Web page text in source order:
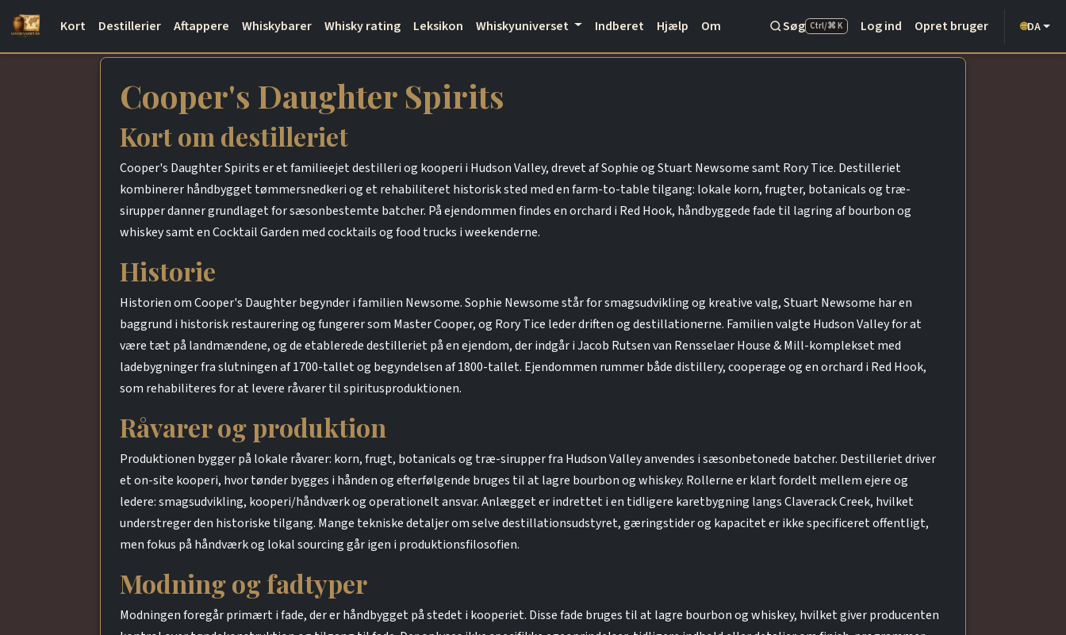
Kort Destillerier Aftappere Whiskybarer Whisky rating Leksikon Whiskyuniverset Indberet Hjælp Om Søg Ctrl/⌘ K Log ind Opret bruger 🌐DA
Cooper's Daughter Spirits
Kort om destilleriet
Cooper's Daughter Spirits er et familieejet destilleri og kooperi i Hudson Valley, drevet af Sophie og Stuart Newsome samt Rory Tice. Destilleriet
kombinerer håndbygget tømmersnedkeri og et rehabiliteret historisk sted med en farm-to-table tilgang: lokale korn, frugter, botanicals og træ-
sirupper danner grundlaget for sæsonbestemte batcher. På ejendommen findes en orchard i Red Hook, håndbyggede fade til lagring af bourbon og
whiskey samt en Cocktail Garden med cocktails og food trucks i weekenderne.
Historie
Historien om Cooper's Daughter begynder i familien Newsome. Sophie Newsome står for smagsudvikling og kreative valg, Stuart Newsome har en
baggrund i historisk restaurering og fungerer som Master Cooper, og Rory Tice leder driften og destillationerne. Familien valgte Hudson Valley for at
være tæt på landmændene, og de etablerede destilleriet på en ejendom, der indgår i Jacob Rutsen van Rensselaer House & Mill-komplekset med
ladebygninger fra slutningen af 1700-tallet og begyndelsen af 1800-tallet. Ejendommen rummer både distillery, cooperage og en orchard i Red Hook,
som rehabiliteres for at levere råvarer til spiritusproduktionen.
Råvarer og produktion
Produktionen bygger på lokale råvarer: korn, frugt, botanicals og træ-sirupper fra Hudson Valley anvendes i sæsonbetonede batcher. Destilleriet driver
et on-site kooperi, hvor tønder bygges i hånden og efterfølgende bruges til at lagre bourbon og whiskey. Rollerne er klart fordelt mellem ejere og
ledere: smagsudvikling, kooperi/håndværk og operationelt ansvar. Anlægget er indrettet i en tidligere karetbygning langs Claverack Creek, hvilket
understreger den historiske tilgang. Mange tekniske detaljer om selve destillationsudstyret, gæringstider og kapacitet er ikke specificeret offentligt,
men fokus på håndværk og lokal sourcing går igen i produktionsfilosofien.
Modning og fadtyper
Modningen foregår primært i fade, der er håndbygget på stedet i kooperiet. Disse fade bruges til at lagre bourbon og whiskey, hvilket giver producenten